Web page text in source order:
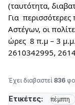
(ταυτότητα,
Για
Αστέγων, οι
ώρες  8 π.μ – 3
2610342995,
Έχει διαβαστεί 836
Ετικέτες: πέμπτη